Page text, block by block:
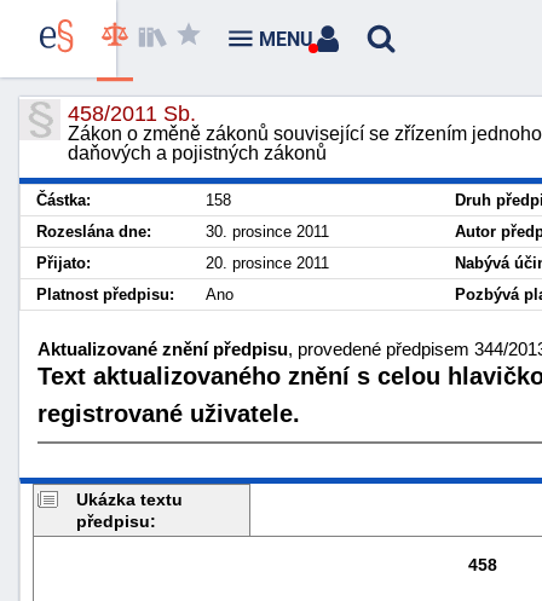
458/2011 Sb.
Zákon o změně zákonů související se zřízením
daňových a pojistných zákonů
Částka: 158
Druh
Rozeslána dne:
30. prosince 2011
Autor
Přijato:
20. prosince 2011
Nabývá
Platnost předpisu:
Ano Pozbývá
Aktualizované znění předpisu, provedené předpisem 344/
Text aktualizovaného znění s celou
registrované uživatele.
Ukázka textu
předpisu:
458
MENU